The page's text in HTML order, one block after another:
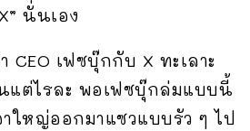
นั่นเอง
CEO เฟซบุ๊กกับ X ทะเลาะ
แต่ไรละ พอเฟซบุ๊กล่มแบบนี้
าใหญ่ออกมาแซวแบบรัว ๆ ไป